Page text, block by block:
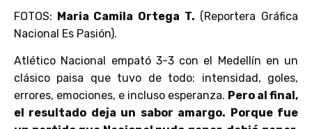
FOTOS: Maria Camila Ortega T. (Reportera Gráfica
Nacional Es Pasión).
Atlético Nacional empató 3-3 con el Medellín en un
clásico paisa que tuvo de todo: intensidad, goles,
errores, emociones, e incluso esperanza. Pero al final,
el resultado deja un sabor amargo. Porque fue